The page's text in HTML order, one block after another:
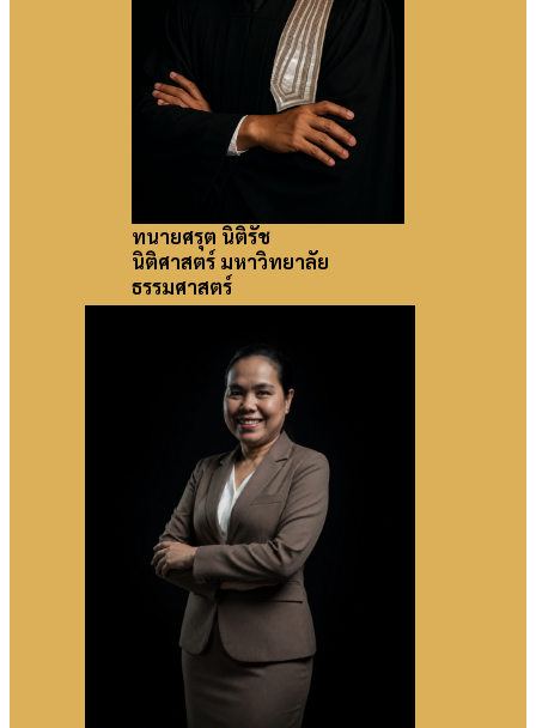
ทนายศรุต นิติรัช
นิติศาสตร์ มหาวิทยาลัย
ธรรมศาสตร์